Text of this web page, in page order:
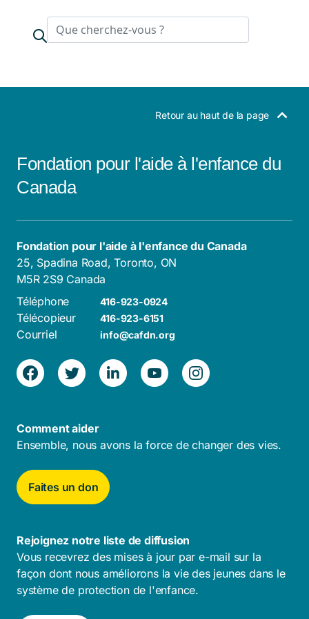
Search
Retour au haut de la page
Fondation pour l'aide à l'enfance du
Canada
Fondation pour l'aide à l'enfance du Canada
25, Spadina Road, Toronto, ON
M5R 2S9 Canada
Téléphone
416-923-0924
Télécopieur 416-923-6151
Courriel info@cafdn.org
Comment aider
Ensemble, nous avons la force de changer des vies.
Faites un don
Rejoignez notre liste de diffusion
Vous recevrez des mises à jour par e-mail sur la
façon dont nous améliorons la vie des jeunes dans le
système de protection de l'enfance.